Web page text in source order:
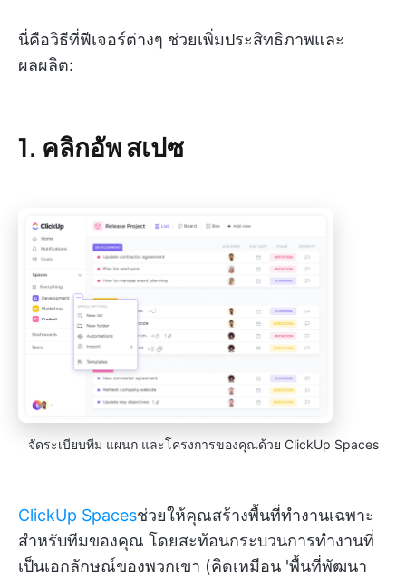
นี่คือวิธีที่ฟีเจอร์ต่างๆ ช่วยเพิ่มประสิทธิภาพและ
ผลผลิต:
1. คลิกอัพ สเปซ
จัดระเบียบทีม แผนก และโครงการของคุณด้วย ClickUp Spaces
ClickUp Spacesช่วยให้คุณสร้างพื้นที่ทำงานเฉพาะ
สำหรับทีมของคุณ โดยสะท้อนกระบวนการทำงานที่
เป็นเอกลักษณ์ของพวกเขา (คิดเหมือน 'พื้นที่พัฒนา